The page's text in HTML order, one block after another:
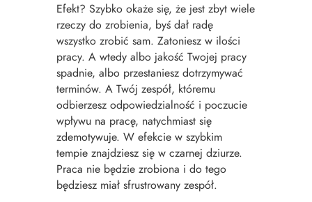
Efekt? Szybko okaże się, że jest zbyt wiele
rzeczy do zrobienia, byś dał radę
wszystko zrobić sam. Zatoniesz w ilości
pracy. A wtedy albo jakość Twojej pracy
spadnie, albo przestaniesz dotrzymywać
terminów. A Twój zespół, któremu
odbierzesz odpowiedzialność i poczucie
wpływu na pracę, natychmiast się
zdemotywuje. W efekcie w szybkim
tempie znajdziesz się w czarnej dziurze.
Praca nie będzie zrobiona i do tego
będziesz miał sfrustrowany zespół.